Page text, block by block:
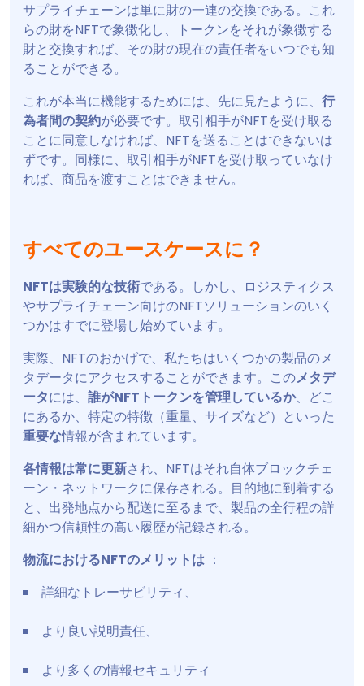
サプライチェーンは単に財の一連の交換である。これ
らの財をNFTで象徴化し、トークンをそれが象徴する
財と交換すれば、その財の現在の責任者をいつでも知
ることができる。
これが本当に機能するためには、先に見たように、 行
為者間の契約が必要です。取引相手がNFTを受け取る
ことに同意しなければ、NFTを送ることはできないは
ずです。同様に、取引相手がNFTを受け取っていなけ
れば、商品を渡すことはできません。
すべてのユースケースに？
NFTは実験的な技術である。しかし、ロジスティクス
やサプライチェーン向けのNFTソリューションのいく
つかはすでに登場し始めています。
実際、NFTのおかげで、私たちはいくつかの製品のメ
タデータにアクセスすることができます。このメタデ
ータには、 誰がNFTトークンを管理しているか、どこ
にあるか、特定の特徴（重量、サイズなど）といった
重要な情報が含まれています。
各情報は常に更新され、NFTはそれ自体ブロックチェ
ーン・ネットワークに保存される。目的地に到着する
と、出発地点から配送に至るまで、製品の全行程の詳
細かつ信頼性の高い履歴が記録される。
物流におけるNFTのメリットは ：
詳細なトレーサビリティ、
より良い説明責任、
より多くの情報セキュリティ